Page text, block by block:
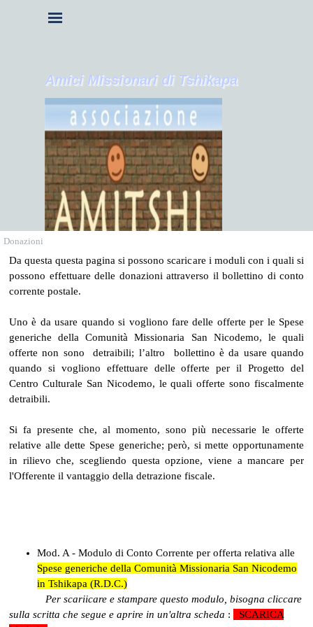
Amici Missionari di Tshikapa
Donazioni
Da questa questa pagina si possono scaricare i moduli con i quali si
possono effettuare delle donazioni attraverso il bollettino di conto
corrente postale.
Uno è da usare quando si vogliono fare delle offerte per le Spese
generiche della Comunità Missionaria San Nicodemo, le quali
offerte non sono detraibili; l’altro bollettino è da usare quando
quando si vogliono effettuare delle offerte per il Progetto del
Centro Culturale San Nicodemo, le quali offerte sono fiscalmente
detraibili.
Si fa presente che, al momento, sono più necessarie le offerte
relative alle dette Spese generiche; però, si mette opportunamente
in rilievo che, scegliendo questa opzione, viene a mancare per
l'Offerente il vantaggio della detrazione fiscale.
Mod. A - Modulo di Conto Corrente per offerta relativa alle
Spese generiche della Comunità Missionaria San Nicodemo
in Tshikapa (R.D.C.)
Per scariicare e stampare questo modulo, bisogna cliccare
sulla scritta che segue e aprire in un'altra scheda :
SCARICA